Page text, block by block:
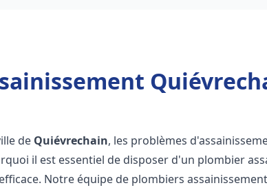
de Quiévrechain, les problèmes
il est essentiel de disposer d'un plombier
Notre équipe de plombiers